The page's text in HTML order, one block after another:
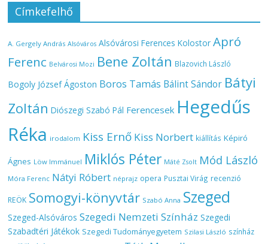
Címkefelhő
A. Gergely András Alsóváros Alsóvárosi Ferences Kolostor Apró
Ferenc Belvárosi Mozi Bene Zoltán Blazovich László
Bogoly József Ágoston Boros Tamás Bálint Sándor Bátyi
Zoltán Diószegi Szabó Pál Ferencesek Hegedűs
Réka irodalom Kiss Ernő Kiss Norbert kiállítás Képiró
Ágnes Löw Immánuel Miklós Péter Máté Zsolt Mód László
Móra Ferenc Nátyi Róbert néprajz opera Pusztai Virág recenzió
REÖK Somogyi-könyvtár Szabó Anna Szeged
Szeged-Alsóváros Szegedi Nemzeti Színház Szegedi
Szabadtéri Játékok Szegedi Tudományegyetem Szilasi László színház